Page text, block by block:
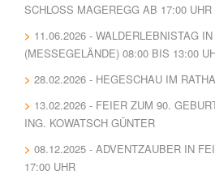
SCHLOSS MAGEREGG AB 17:00 UHR
11.06.2026 - WALDERLEBNISTAG
(MESSEGELÄNDE) 08:00 BIS 13:00
28.02.2026 - HEGESCHAU IM
13.02.2026 - FEIER ZUM 90.
ING. KOWATSCH GÜNTER
08.12.2025 - ADVENTZAUBER IN
17:00 UHR